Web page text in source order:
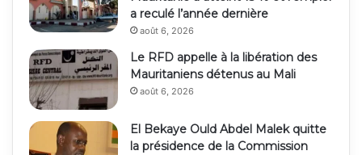
a reculé l’année dernière
août 6, 2026
Le RFD appelle à la libération des
Mauritaniens détenus au Mali
août 6, 2026
El Bekaye Ould Abdel Malek quitte
la présidence de la Commission